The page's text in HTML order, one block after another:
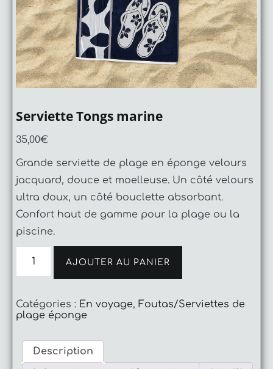
Serviette Tongs marine
35,00€
Grande serviette de plage en éponge velours
jacquard, douce et moelleuse. Un côté velours
ultra doux, un côté bouclette absorbant.
Confort haut de gamme pour la plage ou la
piscine.
AJOUTER AU PANIER
Catégories : En voyage, Foutas/Serviettes de
plage éponge
Description